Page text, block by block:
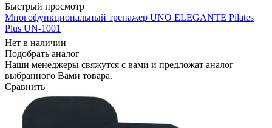
Быстрый просмотр
Многофункциональный тренажер UNO ELEGANTE Pilates
Plus UN-1001
Нет в наличии
Подобрать аналог
Наши менеджеры свяжутся с вами и предложат аналог
выбранного Вами товара.
Сравнить